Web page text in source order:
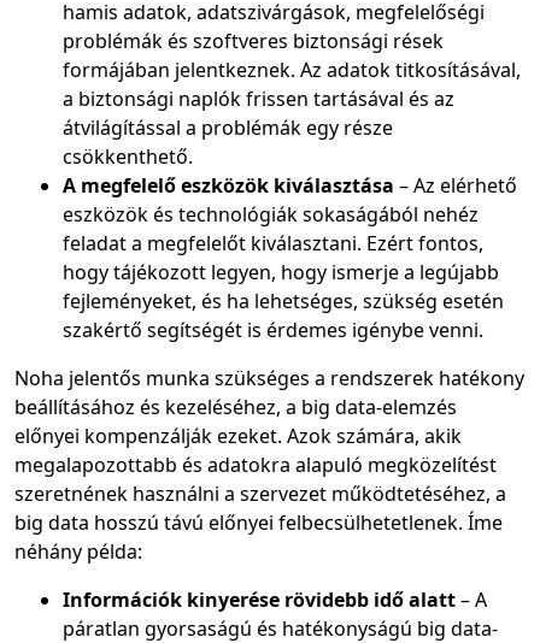
hamis adatok, adatszivárgások, megfelelőségi
problémák és szoftveres biztonsági rések
formájában jelentkeznek. Az adatok titkosításával,
a biztonsági naplók frissen tartásával és az
átvilágítással a problémák egy része
csökkenthető.
A megfelelő eszközök kiválasztása – Az elérhető
eszközök és technológiák sokaságából nehéz
feladat a megfelelőt kiválasztani. Ezért fontos,
hogy tájékozott legyen, hogy ismerje a legújabb
fejleményeket, és ha lehetséges, szükség esetén
szakértő segítségét is érdemes igénybe venni.
Noha jelentős munka szükséges a rendszerek hatékony
beállításához és kezeléséhez, a big data-elemzés
előnyei kompenzálják ezeket. Azok számára, akik
megalapozottabb és adatokra alapuló megközelítést
szeretnének használni a szervezet működtetéséhez, a
big data hosszú távú előnyei felbecsülhetetlenek. Íme
néhány példa:
Információk kinyerése rövidebb idő alatt– A
páratlan gyorsaságú és hatékonyságú big data-